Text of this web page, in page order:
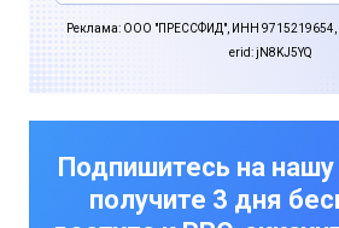
Реклама: ООО "ПРЕССФИД", ИНН 9715219654,
erid: jN8KJ5YQ
Подпишитесь на
получите 3 дня